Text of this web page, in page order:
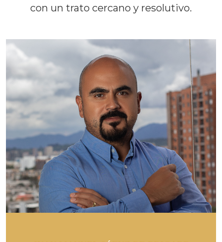
con un trato cercano y resolutivo.